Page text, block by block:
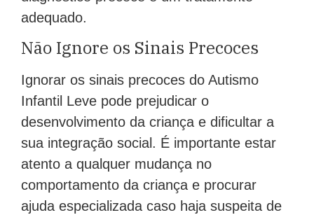
adequado.
Não Ignore os Sinais Precoces
Ignorar os sinais precoces do Autismo
Infantil Leve pode prejudicar o
desenvolvimento da criança e dificultar a
sua integração social. É importante estar
atento a qualquer mudança no
comportamento da criança e procurar
ajuda especializada caso haja suspeita de